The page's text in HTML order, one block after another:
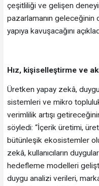
çeşitliliği ve gelişen
pazarlamanın geleceğinin
yapıya kavuşacağını
Hız, kişiselleştirme ve
Üretken yapay zekâ,
sistemleri ve mikro
verimlilik artışı
söyledi: “İçerik üretimi,
bütünleşik ekosistemler
zekâ, kullanıcıların
hedefleme modelleri
duygu analizi verileri,